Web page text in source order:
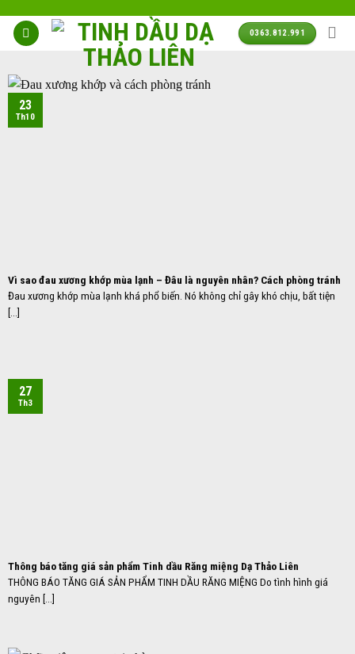
content
0363.812.991
Vì sao đau xương khớp mùa lạnh – Đâu là nguyên nhân? Cách phòng tránh
Đau xương khớp mùa lạnh khá phổ biến. Nó không chỉ gây khó chịu, bất tiện
[...]
23
Th10
Thông báo tăng giá sản phẩm Tinh dầu Răng miệng Dạ Thảo Liên
THÔNG BÁO TĂNG GIÁ SẢN PHẨM TINH DẦU RĂNG MIỆNG Do tình hình giá
nguyên [...]
27
Th3